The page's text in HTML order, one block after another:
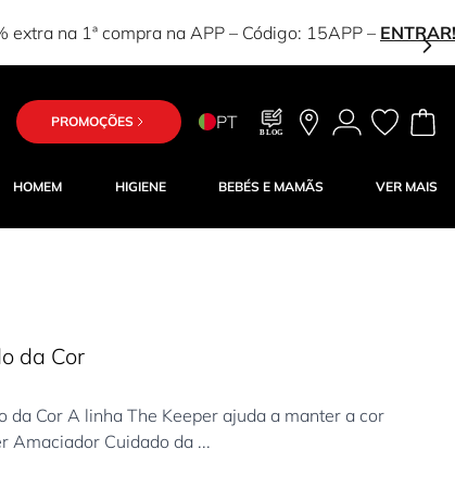
PROMOÇÕES PT BLOG
HOMEM HIGIENE BEBÉS E MAMÃS VER MAIS
da Cor
da Cor A linha The Keeper ajuda a manter a cor
Amaciador Cuidado da ...